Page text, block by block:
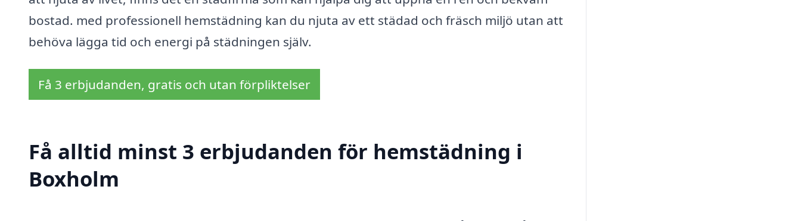
bostad. med professionell hemstädning kan du njuta av ett städad och fräsch miljö utan att
behöva lägga tid och energi på städningen själv.
Få 3 erbjudanden, gratis och utan förpliktelser
Få alltid minst 3 erbjudanden för hemstädning i
Boxholm